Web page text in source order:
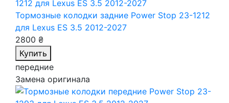
Тормозные колодки задние Power Stop 23-1212
для Lexus ES 3.5 2012-2027
2800 ₴
Купить
передние
Замена оригинала